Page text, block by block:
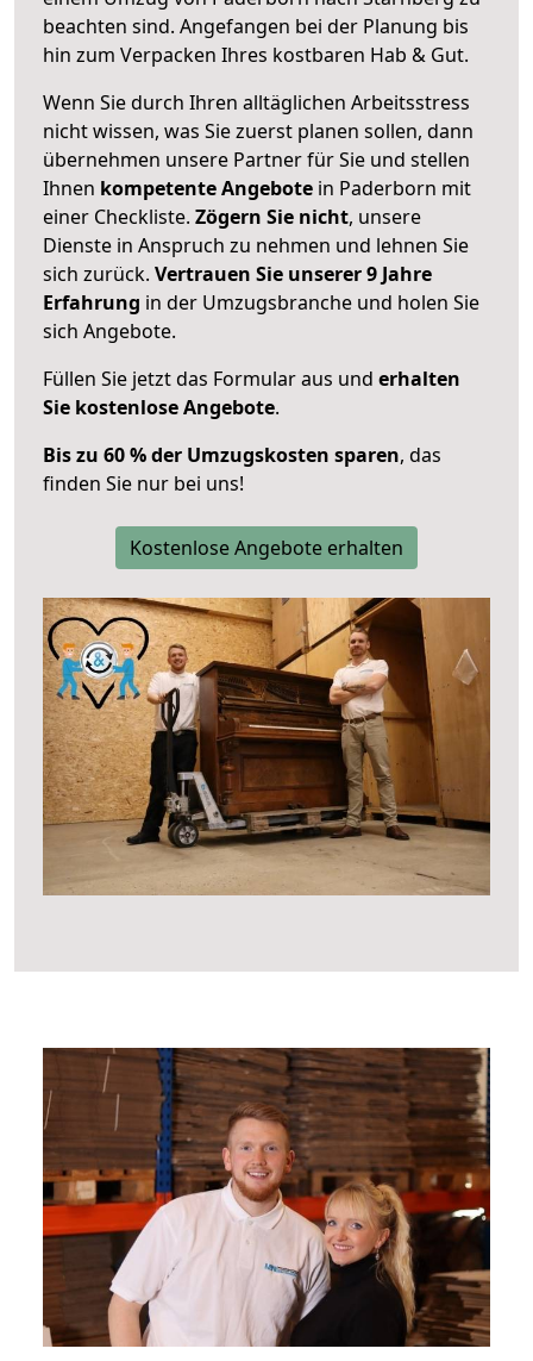
beachten sind. Angefangen bei der Planung bis
hin zum Verpacken Ihres kostbaren Hab & Gut.
Wenn Sie durch Ihren alltäglichen Arbeitsstress
nicht wissen, was Sie zuerst planen sollen, dann
übernehmen unsere Partner für Sie und stellen
Ihnen kompetente Angebote in Paderborn mit
einer Checkliste. Zögern Sie nicht, unsere
Dienste in Anspruch zu nehmen und lehnen Sie
sich zurück. Vertrauen Sie unserer 9 Jahre
Erfahrung in der Umzugsbranche und holen Sie
sich Angebote.
Füllen Sie jetzt das Formular aus und erhalten
Sie kostenlose Angebote.
Bis zu 60 % der Umzugskosten sparen, das
finden Sie nur bei uns!
Kostenlose Angebote erhalten